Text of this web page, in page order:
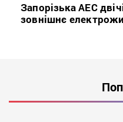
Запорізька АЕС
зовнішнє